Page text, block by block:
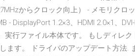
からクロック向上） - メモリクロ
- DisplayPort 1.2×3、HDMI 2.0×1、
実行ファイル本体です。 もしディレ
す。 ドライバのアップデート方法.